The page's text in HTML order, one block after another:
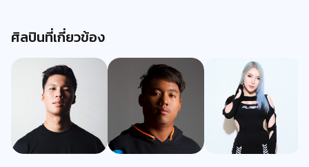
ศิลปินที่เกี่ยวข้อง